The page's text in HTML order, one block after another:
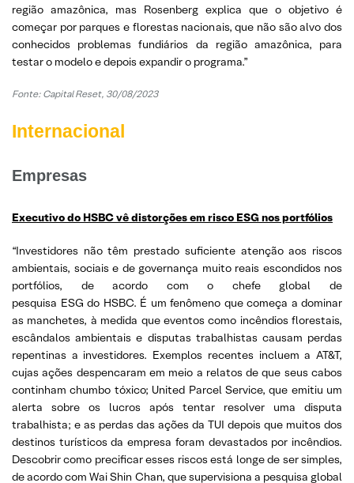
região amazônica, mas Rosenberg explica que o objetivo é
começar por parques e florestas nacionais, que não são alvo dos
conhecidos problemas fundiários da região amazônica, para
testar o modelo e depois expandir o programa.”
Fonte: Capital Reset, 30/08/2023
Internacional
Empresas
Executivo do HSBC vê distorções em risco ESG nos portfólios
“Investidores não têm prestado suficiente atenção aos riscos
ambientais, sociais e de governança muito reais escondidos nos
portfólios, de acordo com o chefe global de
pesquisa ESG do HSBC. É um fenômeno que começa a dominar
as manchetes, à medida que eventos como incêndios florestais,
escândalos ambientais e disputas trabalhistas causam perdas
repentinas a investidores. Exemplos recentes incluem a AT&T,
cujas ações despencaram em meio a relatos de que seus cabos
continham chumbo tóxico; United Parcel Service, que emitiu um
alerta sobre os lucros após tentar resolver uma disputa
trabalhista; e as perdas das ações da TUI depois que muitos dos
destinos turísticos da empresa foram devastados por incêndios.
Descobrir como precificar esses riscos está longe de ser simples,
de acordo com Wai Shin Chan, que supervisiona a pesquisa global